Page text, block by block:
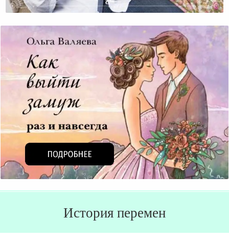
Как Взрастить Любовь К Себе В Домашних Условиях
История перемен